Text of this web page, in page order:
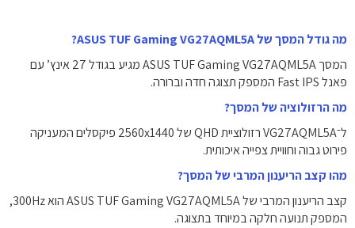
מה גודל המסך של ASUS TUF Gaming VG27AQML5A?
המסך ASUS TUF Gaming VG27AQML5A מגיע בגודל 27 אינץ’ עם
פאנל Fast IPS המספק תצוגה חדה וברורה.
מה הרזולוציה של המסך?
ל־VG27AQML5A רזולוציית QHD של ‎2560x1440‎ פיקסלים המעניקה
פירוט גבוה וחוויית צפייה איכותית.
מהו קצב הריענון המרבי של המסך?
קצב הריענון המרבי של ASUS TUF Gaming VG27AQML5A הוא ‎300Hz‎,
המספק תנועה חלקה במיוחד בתצוגה.